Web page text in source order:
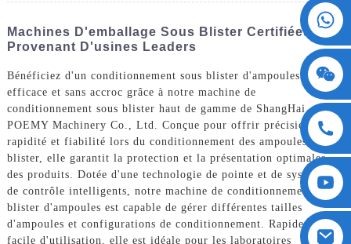
Machines D'emballage Sous Blister Certifiées CE
Provenant D'usines Leaders
Bénéficiez d'un conditionnement sous blister d'ampoules
efficace et sans accroc grâce à notre machine de
conditionnement sous blister haut de gamme de ShangHai
POEMY Machinery Co., Ltd. Conçue pour offrir précision,
rapidité et fiabilité lors du conditionnement des ampoules sous
blister, elle garantit la protection et la présentation optimales
des produits. Dotée d'une technologie de pointe et de systèmes
de contrôle intelligents, notre machine de conditionnement sous
blister d'ampoules est capable de gérer différentes tailles
d'ampoules et configurations de conditionnement. Rapide et
facile d'utilisation, elle est idéale pour les laboratoires